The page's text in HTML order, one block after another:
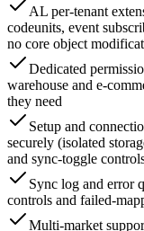
AL per-tenant
codeunits, event
no core object
Dedicated
warehouse and e-
they need
Setup and
securely (isolated
and sync-toggle
Sync log and error
controls and failed-
Multi-market